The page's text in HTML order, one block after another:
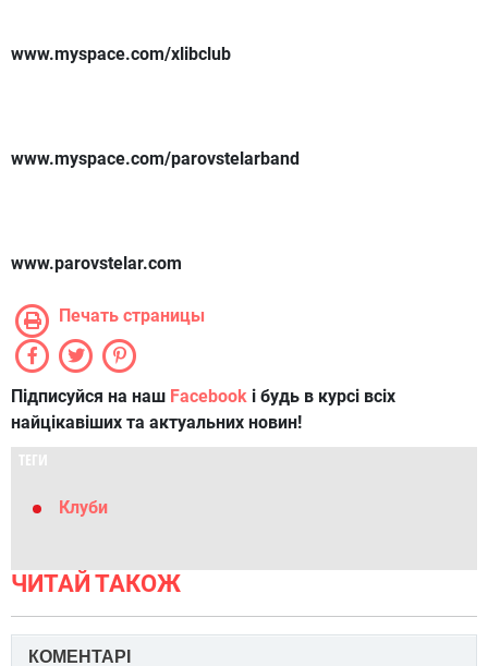
www.myspace.com/xlibclub
www.myspace.com/parovstelarband
www.parovstelar.com
Печать страницы
Підписуйся на наш Facebook і будь в курсі всіх
найцікавіших та актуальних новин!
ТЕГИ
Клуби
ЧИТАЙ ТАКОЖ
КОМЕНТАРІ